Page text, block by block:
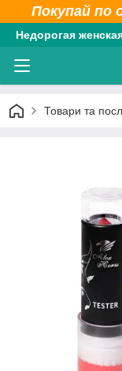
Покупай по
Недорогая
Товари та